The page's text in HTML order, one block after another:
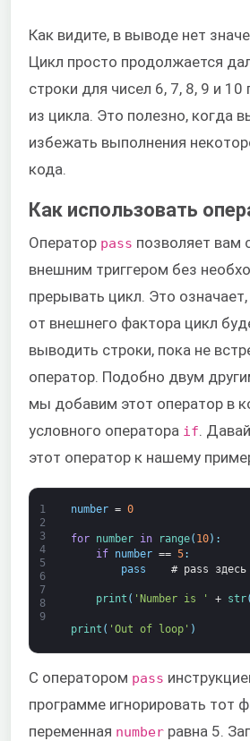
Как видите, в выводе нет
Цикл просто продолжается
строки для чисел 6, 7, 8, 9 и
из цикла. Это полезно, когда
избежать выполнения
кода.
Как использовать
Оператор pass позволяет вам
внешним триггером без
прерывать цикл. Это
от внешнего фактора цикл
выводить строки, пока не
оператор. Подобно двум
мы добавим этот оператор в
условного оператора if.
этот оператор к нашему
1
2
3
4
5
6
7
8
9
number = 0
for number in range( 10) :
if
number == 5:
pass
# pass здесь
print ( 'Number is ' + str(
print ( 'Out of loop' )
С оператором pass
программе игнорировать тот
переменная number равна 5.